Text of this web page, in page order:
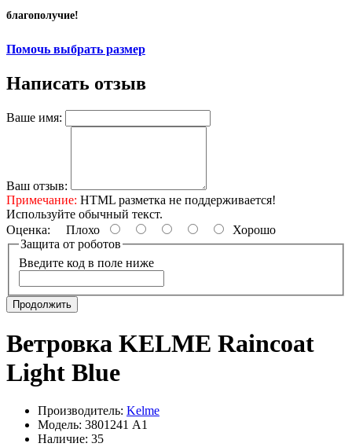
благополучие!
Помочь выбрать размер
Написать отзыв
Ваше имя:
Ваш отзыв:
Примечание: HTML разметка не поддерживается!
Используйте обычный текст.
Оценка: Плохо
Хорошо
Защита от роботов
Введите код в поле ниже
Продолжить
Ветровка KELME Raincoat
Light Blue
Производитель: Kelme
Модель: 3801241 А1
Наличие: 35